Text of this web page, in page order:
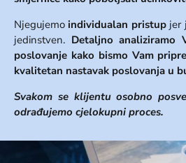
Njegujemoindividualan pristupjer
jedinstven. Detaljno analiziramo
poslovanje kako bismo Vam
kvalitetan nastavak poslovanja u
Svakom se klijentu osobno
odrađujemo cjelokupni proces.